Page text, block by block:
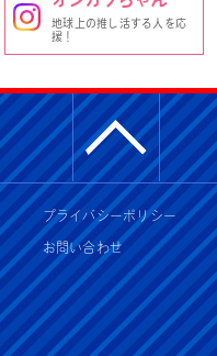
地球上の推し活する人を応
援！
プライバシーポリシー
お問い合わせ